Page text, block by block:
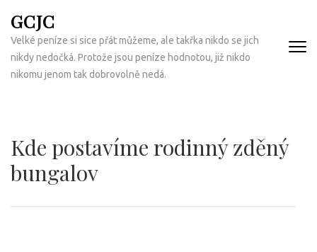
na
obsah
(Enter)
GCJC
Velké peníze si sice přát můžeme, ale takřka nikdo se jich
nikdy nedočká. Protože jsou peníze hodnotou, již nikdo
nikomu jenom tak dobrovolně nedá.
Kde postavíme rodinný zděný
bungalov